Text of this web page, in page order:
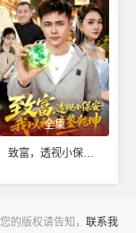
全集
致富，透视小保安：我以神瞳鉴乾坤
的版权请告知， 联系我